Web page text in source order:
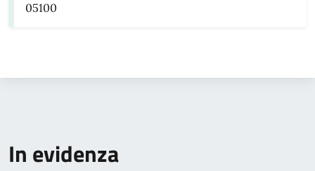
05100
In evidenza